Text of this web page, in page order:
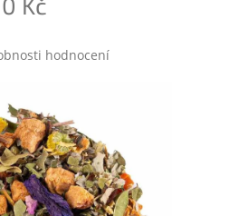
hodnocení